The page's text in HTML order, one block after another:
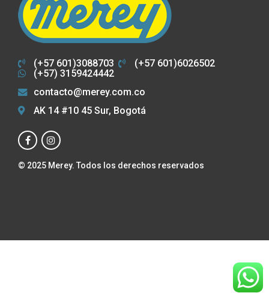
(+57 601)3088703
(+57 601)6026502
(+57) 3159424442
contacto@merey.com.co
AK 14 #10 45 Sur, Bogotá
© 2025 Merey. Todos los derechos reservados